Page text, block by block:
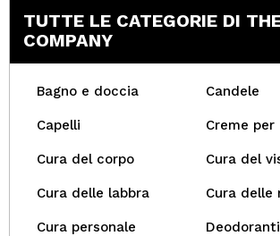
TUTTE LE CATEGORIE DI
COMPANY
Bagno e doccia Candele
Capelli Creme per
Cura del corpo Cura del
Cura delle labbra Cura delle
Cura personale
Deodoranti